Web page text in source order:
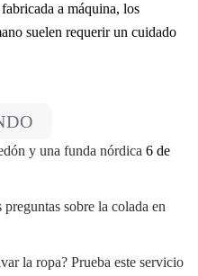
a máquina, los
suelen requerir un cuidado
y una funda nórdica 6 de
sobre la colada en
la ropa? Prueba este servicio